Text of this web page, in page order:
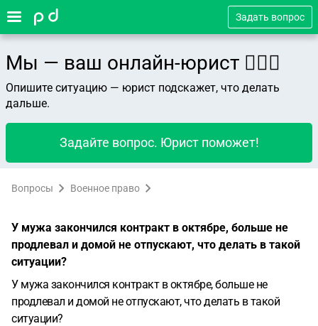
Задать вопрос
Мы — ваш онлайн-юрист 👨🏻‍⚖️
Опишите ситуацию — юрист подскажет, что делать
дальше.
Задайте вопрос. Юрист поможет!
Вопросы Военное право
У мужа закончился контракт в октябре, больше не
продлевал и домой не отпускают, что делать в такой
ситуации?
У мужа закончился контракт в октябре, больше не
продлевал и домой не отпускают, что делать в такой
ситуации?